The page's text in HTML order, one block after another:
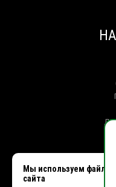
г. Иркутск
Мы используем файлы
сайта